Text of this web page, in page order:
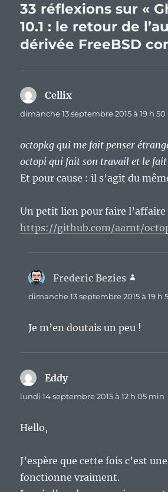
33 réflexions sur «
10.1 : le retour de
dérivée FreeBSD
Cellix
dimanche 13 septembre 2015 à 19 h
octopkg qui me fait penser
octopi qui fait son travail et le fait
Et pour cause : il s’agit du
Un petit lien pour faire l’affaire
https://github.com/aarnt/
Frederic Bezies
dimanche 13 septembre 2015 à 19 h
Je m’en doutais un peu !
Eddydit :
lundi 14 septembre 2015 à 12 h 05 min
Hello,
J’espère que cette fois c’est
fonctionne vraiment.